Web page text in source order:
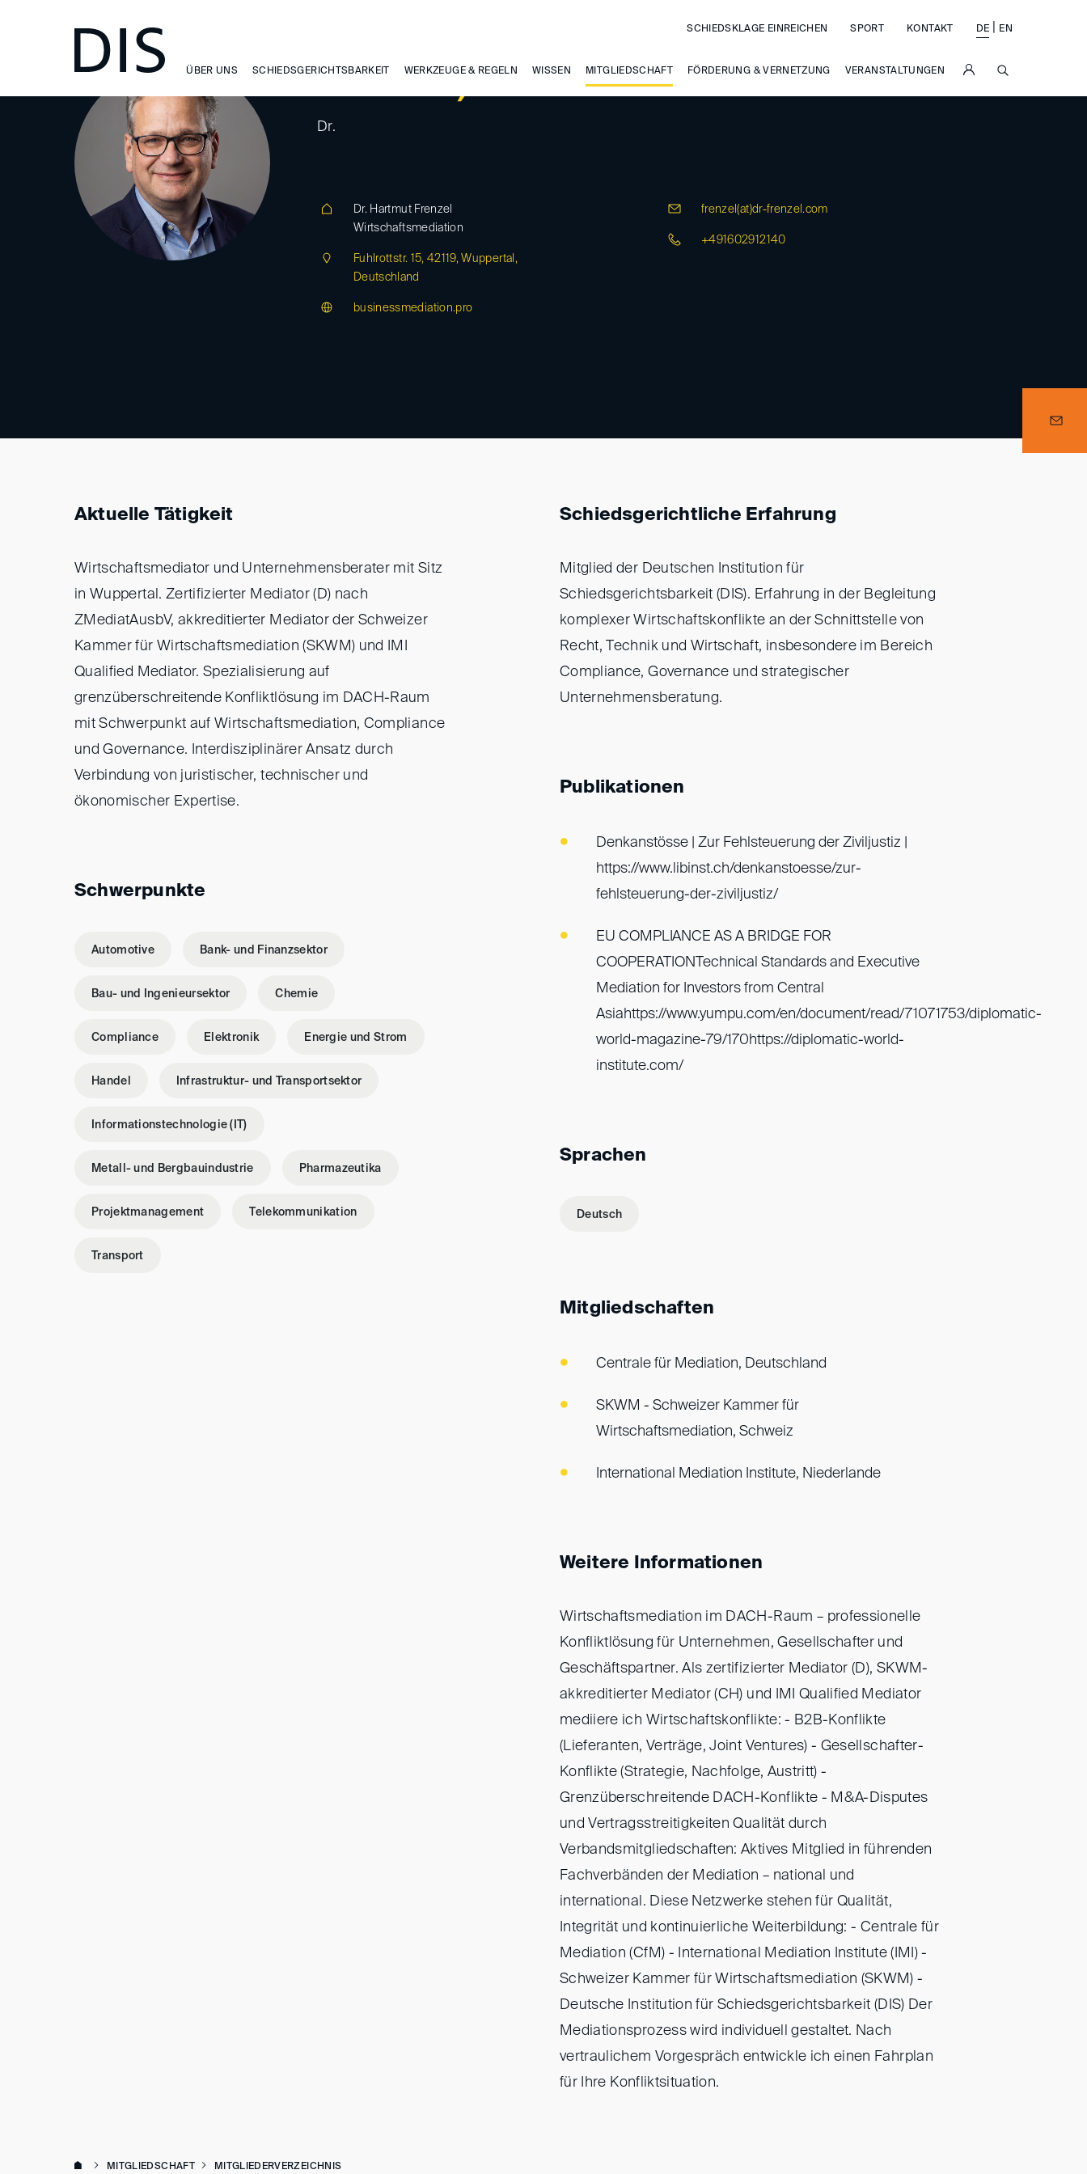
ÜBER UNS SCHIEDSGERICHTSBARKEIT WERKZEUGE & REGELN WISSEN MITGLIEDSCHAFT FÖRDERUNG & VERNETZUNG VERANSTALTUNGEN
SCHIEDSKLAGE EINREICHEN SPORT KONTAKT DE EN
Frenzel, Hartmut
Dr.
Dr. Hartmut Frenzel
Wirtschaftsmediation
Fuhlrottstr. 15, 42119, Wuppertal,
Deutschland
businessmediation.pro
frenzel(at)dr-frenzel.com
+491602912140
Aktuelle Tätigkeit
Wirtschaftsmediator und Unternehmensberater mit Sitz
in Wuppertal. Zertifizierter Mediator (D) nach
ZMediatAusbV, akkreditierter Mediator der Schweizer
Kammer für Wirtschaftsmediation (SKWM) und IMI
Qualified Mediator. Spezialisierung auf
grenzüberschreitende Konfliktlösung im DACH-Raum
mit Schwerpunkt auf Wirtschaftsmediation, Compliance
und Governance. Interdisziplinärer Ansatz durch
Verbindung von juristischer, technischer und
ökonomischer Expertise.
Schwerpunkte
Automotive Bank- und Finanzsektor
Bau- und Ingenieursektor Chemie
Compliance Elektronik Energie und Strom
Handel Infrastruktur- und Transportsektor
Informationstechnologie (IT)
Metall- und Bergbauindustrie Pharmazeutika
Projektmanagement Telekommunikation
Transport
Schiedsgerichtliche Erfahrung
Mitglied der Deutschen Institution für
Schiedsgerichtsbarkeit (DIS). Erfahrung in der Begleitung
komplexer Wirtschaftskonflikte an der Schnittstelle von
Recht, Technik und Wirtschaft, insbesondere im Bereich
Compliance, Governance und strategischer
Unternehmensberatung.
Publikationen
Denkanstösse | Zur Fehlsteuerung der Ziviljustiz |
https://www.libinst.ch/denkanstoesse/zur-
fehlsteuerung-der-ziviljustiz/
EU COMPLIANCE AS A BRIDGE FOR
COOPERATIONTechnical Standards and Executive
Mediation for Investors from Central
Asiahttps://www.yumpu.com/en/document/read/71071753/diplomatic-
world-magazine-79/170https://diplomatic-world-
institute.com/
Sprachen
Deutsch
Mitgliedschaften
Centrale für Mediation, Deutschland
SKWM - Schweizer Kammer für
Wirtschaftsmediation, Schweiz
International Mediation Institute, Niederlande
Weitere Informationen
Wirtschaftsmediation im DACH-Raum – professionelle
Konfliktlösung für Unternehmen, Gesellschafter und
Geschäftspartner. Als zertifizierter Mediator (D), SKWM-
akkreditierter Mediator (CH) und IMI Qualified Mediator
mediiere ich Wirtschaftskonflikte: - B2B-Konflikte
(Lieferanten, Verträge, Joint Ventures) - Gesellschafter-
Konflikte (Strategie, Nachfolge, Austritt) -
Grenzüberschreitende DACH-Konflikte - M&A-Disputes
und Vertragsstreitigkeiten Qualität durch
Verbandsmitgliedschaften: Aktives Mitglied in führenden
Fachverbänden der Mediation – national und
international. Diese Netzwerke stehen für Qualität,
Integrität und kontinuierliche Weiterbildung: - Centrale für
Mediation (CfM) - International Mediation Institute (IMI) -
Schweizer Kammer für Wirtschaftsmediation (SKWM) -
Deutsche Institution für Schiedsgerichtsbarkeit (DIS) Der
Mediationsprozess wird individuell gestaltet. Nach
vertraulichem Vorgespräch entwickle ich einen Fahrplan
für Ihre Konfliktsituation.
MITGLIEDSCHAFT MITGLIEDERVERZEICHNIS